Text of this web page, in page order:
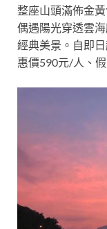
整座山頭滿佈金
偶遇陽光穿透雲
經典美景。自即
惠價590元/人、